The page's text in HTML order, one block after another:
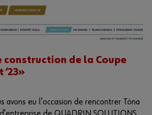
construction de la Coupe
avons eu l'occasion de rencontrer Töna